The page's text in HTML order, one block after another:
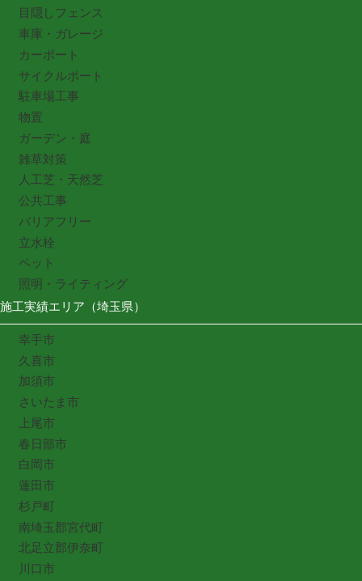
目隠しフェンス
車庫・ガレージ
カーポート
サイクルポート
駐車場工事
物置
ガーデン・庭
雑草対策
人工芝・天然芝
公共工事
バリアフリー
立水栓
ペット
照明・ライティング
施工実績エリア（埼玉県）
幸手市
久喜市
加須市
さいたま市
上尾市
春日部市
白岡市
蓮田市
杉戸町
南埼玉郡宮代町
北足立郡伊奈町
川口市